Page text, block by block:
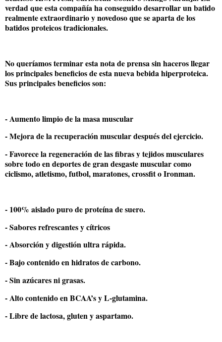
verdad que esta compañía ha conseguido desarrollar un batido
realmente extraordinario y novedoso que se aparta de los
batidos proteicos tradicionales.
No queríamos terminar esta nota de prensa sin haceros llegar
los principales beneficios de esta nueva bebida hiperproteica.
Sus principales beneficios son:
- Aumento limpio de la masa muscular
- Mejora de la recuperación muscular después del ejercicio.
- Favorece la regeneración de las fibras y tejidos musculares
sobre todo en deportes de gran desgaste muscular como
ciclismo, atletismo, futbol, maratones, crossfit o Ironman.
- 100% aislado puro de proteína de suero.
- Sabores refrescantes y cítricos
- Absorción y digestión ultra rápida.
- Bajo contenido en hidratos de carbono.
- Sin azúcares ni grasas.
- Alto contenido en BCAA’s y L-glutamina.
- Libre de lactosa, gluten y aspartamo.